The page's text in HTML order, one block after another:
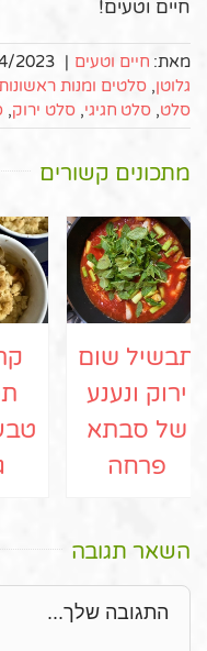
חיים וטעים!
מאת: חיים וטעים |
2023
גלוטן, סלטים ומנות
סלט, סלט חגיגי, סלט ירוק,
מתכונים קשורים
תבשיל שום
ירוק ונענע
של סבתא
פרחה
השאר תגובה